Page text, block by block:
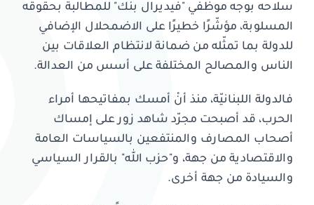
سلاحه بوجه موظفي "فيديرال بنك" للمطالبة بحقوقه
المسلوبة، مؤشّرًا خطيرًا على الاضمحلال الإضافي
للدولة بما تمثّله من ضمانة لانتظام العلاقات بين
الناس والمصالح المختلفة على أسس من العدالة.
فالدولة اللبنانيّة، منذ أنْ أمسك بمفاتيحها أمراء
الحرب، قد أصبحت مجرّد شاهد زور على إمساك
أصحاب المصارف والمنتفعين بالسياسات العامة
والاقتصادية من جهة، و"حزب الله" بالقرار السياسي
والسيادة من جهة أخرى.